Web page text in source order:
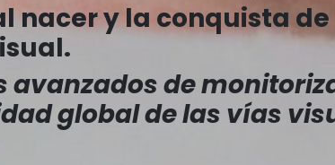
nacer y la conquista
avanzados de
global de las vías